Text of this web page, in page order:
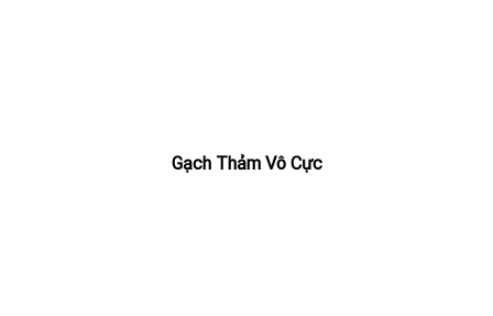
Gạch Thảm Vô Cực